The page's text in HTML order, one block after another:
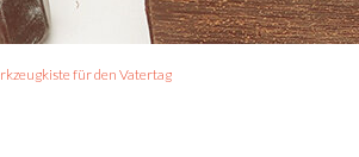
für den Vatertag